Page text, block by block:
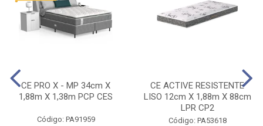
CE PRO X - MP 34cm X
1,88m X 1,38m PCP CES
Código: PA91959
CE ACTIVE RESISTENTE
LISO 12cm X 1,88m X 88cm
LPR CP2
Código: PA53618